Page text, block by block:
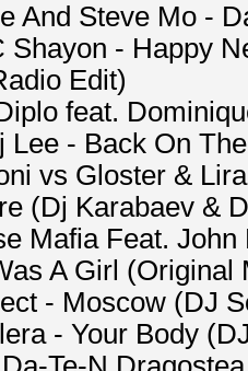
And Steve Mo -
Shayon - Happy
Edit)
feat.
Lee - Back On
vs Gloster &
(Dj Karabaev &
Mafia Feat.
A Girl (Original
- Moscow (DJ
- Your Body